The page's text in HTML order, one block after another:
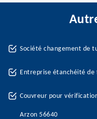
Société changement de
Entreprise étanchéité
Couvreur pour
Arzon 56640